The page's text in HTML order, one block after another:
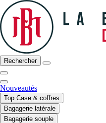
Rechercher
Nouveautés
Top Case & coffres
Bagagerie latérale
Bagagerie souple